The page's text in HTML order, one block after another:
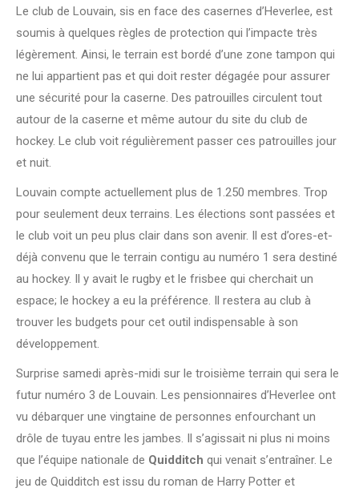
Le club de Louvain, sis en face des casernes d’Heverlee, est
soumis à quelques règles de protection qui l’impacte très
légèrement. Ainsi, le terrain est bordé d’une zone tampon qui
ne lui appartient pas et qui doit rester dégagée pour assurer
une sécurité pour la caserne. Des patrouilles circulent tout
autour de la caserne et même autour du site du club de
hockey. Le club voit régulièrement passer ces patrouilles jour
et nuit.
Louvain compte actuellement plus de 1.250 membres. Trop
pour seulement deux terrains. Les élections sont passées et
le club voit un peu plus clair dans son avenir. Il est d’ores-et-
déjà convenu que le terrain contigu au numéro 1 sera destiné
au hockey. Il y avait le rugby et le frisbee qui cherchait un
espace; le hockey a eu la préférence. Il restera au club à
trouver les budgets pour cet outil indispensable à son
développement.
Surprise samedi après-midi sur le troisième terrain qui sera le
futur numéro 3 de Louvain. Les pensionnaires d’Heverlee ont
vu débarquer une vingtaine de personnes enfourchant un
drôle de tuyau entre les jambes. Il s’agissait ni plus ni moins
que l’équipe nationale de Quidditch qui venait s’entraîner. Le
jeu de Quidditch est issu du roman de Harry Potter et